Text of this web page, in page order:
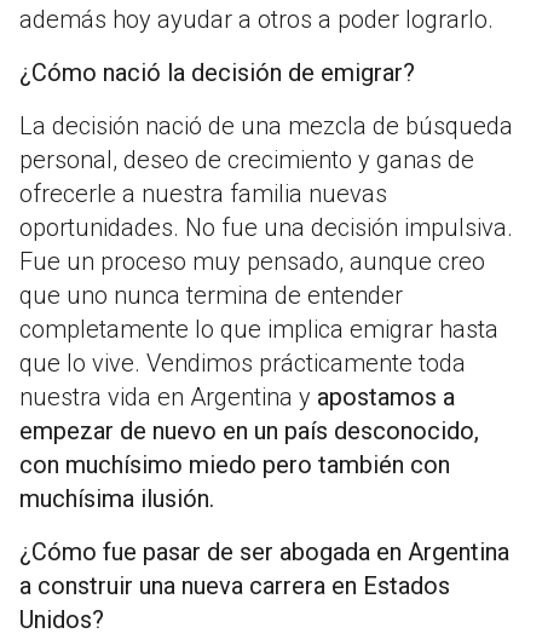
además hoy ayudar a otros a poder lograrlo.
¿Cómo nació la decisión de emigrar?
La decisión nació de una mezcla de búsqueda
personal, deseo de crecimiento y ganas de
ofrecerle a nuestra familia nuevas
oportunidades. No fue una decisión impulsiva.
Fue un proceso muy pensado, aunque creo
que uno nunca termina de entender
completamente lo que implica emigrar hasta
que lo vive. Vendimos prácticamente toda
nuestra vida en Argentina y apostamos a
empezar de nuevo en un país desconocido,
con muchísimo miedo pero también con
muchísima ilusión.
¿Cómo fue pasar de ser abogada en Argentina
a construir una nueva carrera en Estados
Unidos?